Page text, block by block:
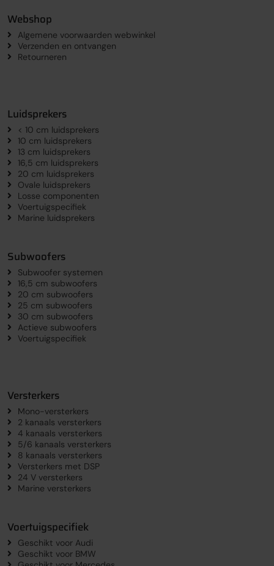
Webshop
Algemene voorwaarden webwinkel
Verzenden en ontvangen
Retourneren
Luidsprekers
< 10 cm luidsprekers
10 cm luidsprekers
13 cm luidsprekers
16,5 cm luidsprekers
20 cm luidsprekers
Ovale luidsprekers
Losse componenten
Voertuigspecifiek
Marine luidsprekers
Subwoofers
Subwoofer systemen
16,5 cm subwoofers
20 cm subwoofers
25 cm subwoofers
30 cm subwoofers
Actieve subwoofers
Voertuigspecifiek
Versterkers
Mono-versterkers
2 kanaals versterkers
4 kanaals versterkers
5/6 kanaals versterkers
8 kanaals versterkers
Versterkers met DSP
24 V versterkers
Marine versterkers
Voertuigspecifiek
Geschikt voor Audi
Geschikt voor BMW